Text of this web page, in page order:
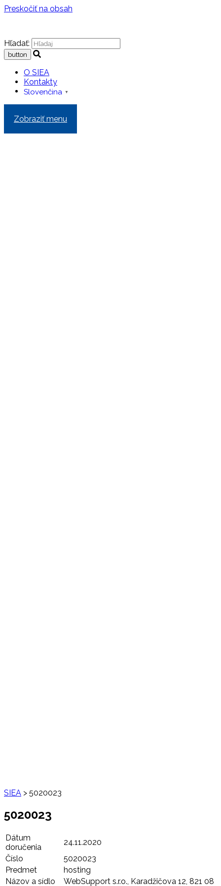
Preskočiť na obsah
Hľadať:
O SIEA
Kontakty
Slovenčina ▼
Zobraziť menu
SIEA > 5020023
5020023
Dátum
doručenia
24.11.2020
Číslo
5020023
Predmet
hosting
Názov a sídlo
WebSupport s.r.o., Karadžičova 12, 821 08